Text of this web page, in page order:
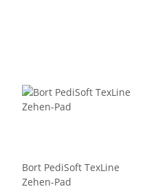
Bort PediSoft TexLine
Zehen-Pad